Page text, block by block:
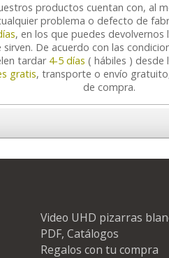
productos cuentan con, al
problema o defecto de
, en los que puedes
sirven. De acuerdo con las
tardar 4-5 días ( hábiles ) desde
gratis, transporte o envío
de compra.
Video UHD pizarras
PDF, Catálogos
Regalos con tu compra